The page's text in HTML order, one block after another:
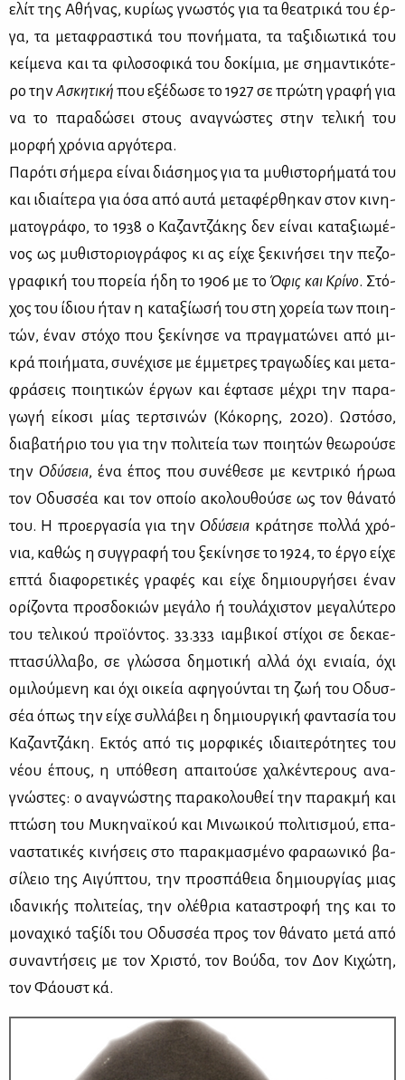
ελίτ της Αθή­νας, κυ­ρί­ως γνω­στός για τα θε­α­τρι­κά του έρ­
γα, τα με­τα­φρα­στι­κά του πο­νή­μα­τα, τα τα­ξι­διω­τι­κά του
κεί­με­να και τα φι­λο­σο­φι­κά του δο­κί­μια, με ση­μα­ντι­κό­τε­
ρο την Ασκη­τι­κή που εξέ­δω­σε το 1927 σε πρώ­τη γρα­φή για
να το πα­ρα­δώ­σει στους ανα­γνώ­στες στην τε­λι­κή του
μορ­φή χρό­νια αρ­γό­τε­ρα.
Πα­ρό­τι σή­με­ρα εί­ναι διά­ση­μος για τα μυ­θι­στο­ρή­μα­τά του
και ιδιαί­τε­ρα για όσα από αυ­τά με­τα­φέρ­θη­καν στον κι­νη­
μα­το­γρά­φο, το 1938 ο Κα­ζαν­τζά­κης δεν εί­ναι κα­τα­ξιω­μέ­
νος ως μυ­θι­στο­ριο­γρά­φος κι ας εί­χε ξε­κι­νή­σει την πε­ζο­
γρα­φι­κή του πο­ρεία ήδη το 1906 με τοΌφις και Κρί­νο. Στό­
χος του ίδιου ήταν η κα­τα­ξί­ω­σή του στη χο­ρεία των ποι­η­
τών, έναν στό­χο που ξε­κί­νη­σε να πραγ­μα­τώ­νει από μι­
κρά ποι­ή­μα­τα, συ­νέ­χι­σε με έμ­με­τρες τρα­γω­δί­ες και με­τα­
φρά­σεις ποι­η­τι­κών έρ­γων και έφτα­σε μέ­χρι την πα­ρα­
γω­γή εί­κο­σι μί­ας τερ­τσι­νών (Κό­κο­ρης, 2020). Ωστό­σο,
δια­βα­τή­ριο του για την πο­λι­τεία των ποι­η­τών θε­ω­ρού­σε
την Οδύ­σεια, ένα έπος που συ­νέ­θε­σε με κε­ντρι­κό ήρωα
τον Οδυσ­σέα και τον οποίο ακο­λου­θού­σε ως τον θά­να­τό
του. Η προ­ερ­γα­σία για την Οδύ­σεια κρά­τη­σε πολ­λά χρό­
νια, κα­θώς η συγ­γρα­φή του ξε­κί­νη­σε το 1924, το έρ­γο εί­χε
επτά δια­φο­ρε­τι­κές γρα­φές και εί­χε δη­μιουρ­γή­σει έναν
ορί­ζο­ντα προσ­δο­κιών με­γά­λο ή του­λά­χι­στον με­γα­λύ­τε­ρο
του τε­λι­κού προ­ϊ­ό­ντος. 33.333 ιαμ­βι­κοί στί­χοι σε δε­κα­ε­
πτα­σύλ­λα­βο, σε γλώσ­σα δη­μο­τι­κή αλ­λά όχι ενιαία, όχι
ομι­λού­με­νη και όχι οι­κεία αφη­γού­νται τη ζωή του Οδυσ­
σέα όπως την εί­χε συλ­λά­βει η δη­μιουρ­γι­κή φα­ντα­σία του
Κα­ζαν­τζά­κη. Εκτός από τις μορ­φι­κές ιδιαι­τε­ρό­τη­τες του
νέ­ου έπους, η υπό­θε­ση απαι­τού­σε χαλ­κέ­ντε­ρους ανα­
γνώ­στες: ο ανα­γνώ­στης πα­ρα­κο­λου­θεί την πα­ρακ­μή και
πτώ­ση του Μυ­κη­ναϊ­κού και Μι­νω­ι­κού πο­λι­τι­σμού, επα­
να­στα­τι­κές κι­νή­σεις στο πα­ρακ­μα­σμέ­νο φα­ρα­ω­νι­κό βα­
σί­λειο της Αι­γύ­πτου, την προ­σπά­θεια δη­μιουρ­γί­ας μιας
ιδα­νι­κής πο­λι­τεί­ας, την ολέ­θρια κα­τα­στρο­φή της και το
μο­να­χι­κό τα­ξί­δι του Οδυσ­σέα προς τον θά­να­το με­τά από
συ­να­ντή­σεις με τον Χρι­στό, τον Βού­δα, τον Δον Κι­χώ­τη,
τον Φά­ουστ κά.